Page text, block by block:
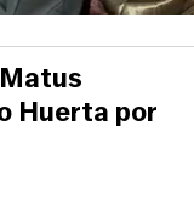
Huerta por